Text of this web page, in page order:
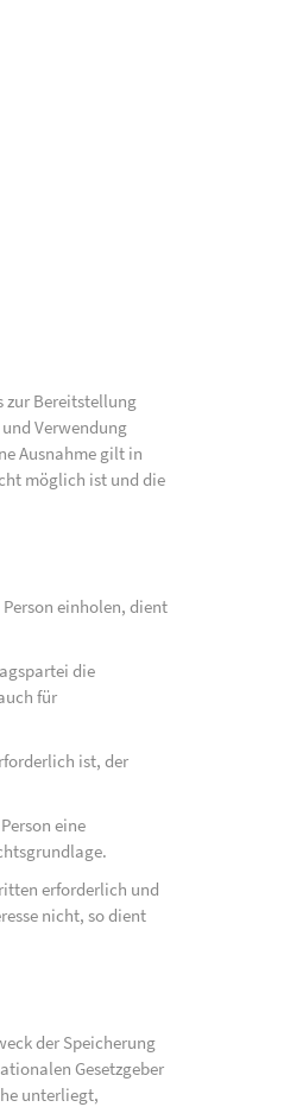
zur Bereitstellung
Verwendung
Ausnahme gilt in
möglich ist und die
einholen, dient
die
für
ist, der
eine
erforderlich und
nicht, so dient
der Speicherung
Gesetzgeber
unterliegt,